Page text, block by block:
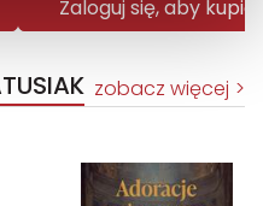
Zaloguj się, aby kupić
zobacz więcej